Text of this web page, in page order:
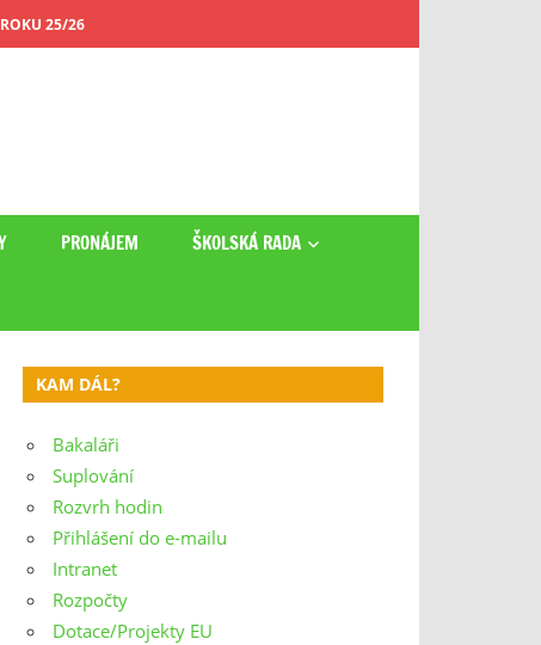
25/26
PRONÁJEM ŠKOLSKÁ RADA
KAM DÁL?
Bakaláři
Suplování
Rozvrh hodin
Přihlášení do e-mailu
Intranet
Rozpočty
Dotace/Projekty EU